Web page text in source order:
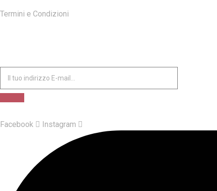
Termini e Condizioni
Facebook Instagram